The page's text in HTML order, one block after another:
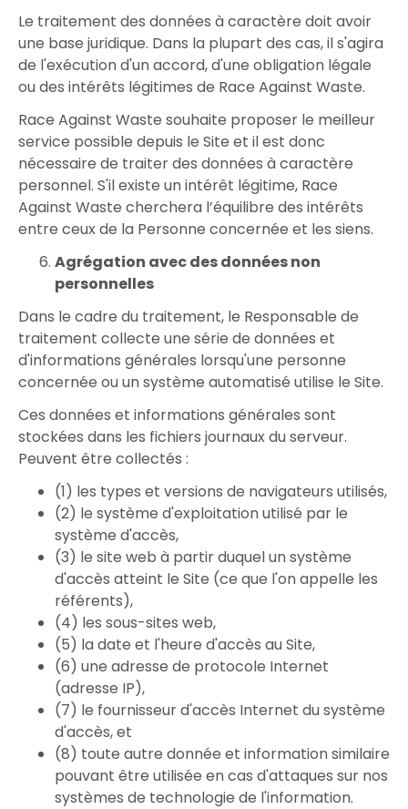
Le traitement des données à caractère doit avoir
une base juridique. Dans la plupart des cas, il s'agira
de l'exécution d'un accord, d'une obligation légale
ou des intérêts légitimes de Race Against Waste.
Race Against Waste souhaite proposer le meilleur
service possible depuis le Site et il est donc
nécessaire de traiter des données à caractère
personnel. S'il existe un intérêt légitime, Race
Against Waste cherchera l’équilibre des intérêts
entre ceux de la Personne concernée et les siens.
Agrégation avec des données non
personnelles
Dans le cadre du traitement, le Responsable de
traitement collecte une série de données et
d'informations générales lorsqu'une personne
concernée ou un système automatisé utilise le Site.
Ces données et informations générales sont
stockées dans les fichiers journaux du serveur.
Peuvent être collectés :
(1) les types et versions de navigateurs utilisés,
(2) le système d'exploitation utilisé par le
système d'accès,
(3) le site web à partir duquel un système
d'accès atteint le Site (ce que l'on appelle les
référents),
(4) les sous-sites web,
(5) la date et l'heure d'accès au Site,
(6) une adresse de protocole Internet
(adresse IP),
(7) le fournisseur d'accès Internet du système
d'accès, et
(8) toute autre donnée et information similaire
pouvant être utilisée en cas d'attaques sur nos
systèmes de technologie de l'information.